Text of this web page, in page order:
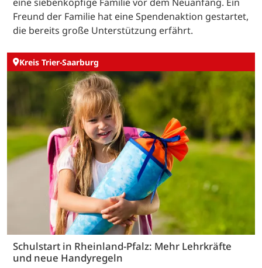
Freund der Familie hat eine Spendenaktion gestartet,
die bereits große Unterstützung erfährt.
Kreis Trier-Saarburg
Schulstart in Rheinland-Pfalz: Mehr Lehrkräfte
und neue Handyregeln